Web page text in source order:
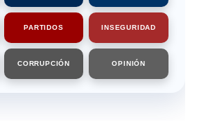
PARTIDOS INSEGURIDAD
CORRUPCIÓN OPINIÓN